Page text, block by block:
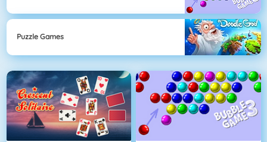
Puzzle Games